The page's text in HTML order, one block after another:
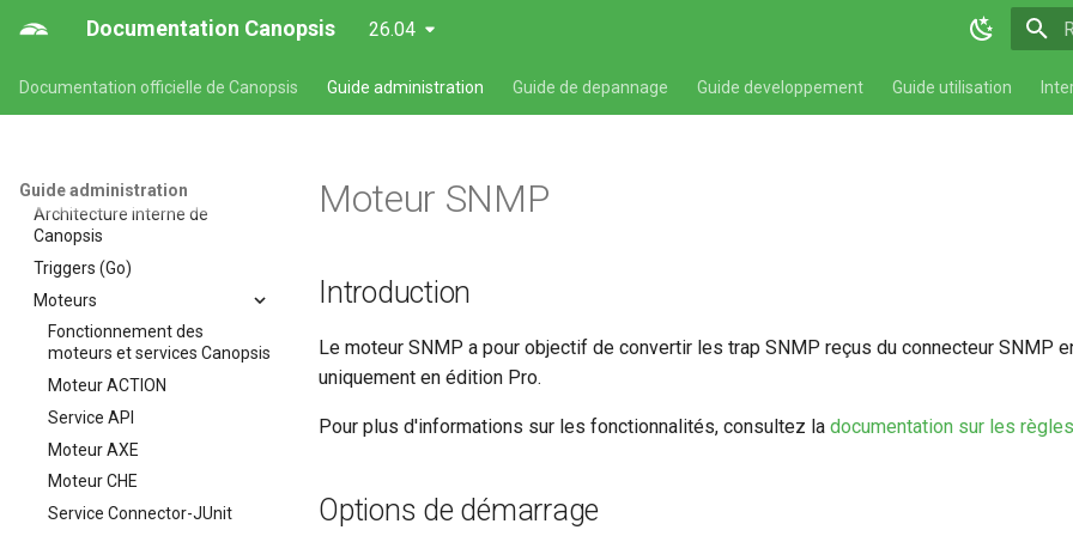
Documentation Canopsis 26.04
Documentation officielle de Canopsis Guide administration Guide de depannage Guide developpement Guide utilisation
Guide administration
Guide d'administration Canopsis
Administration avancée des
composants de Canopsis
Architecture et
recommandations de haute
disponibilité
Sécurisation d'une installation
de Canopsis et de ses
composants
Journalisation des actions
utilisateurs
Méthodes d'authentification
avancées (LDAP, CAS, SAML2,
OAUTH2, OPENID)
Modification du fichier de
Architecture interne
Architecture interne de
Canopsis
Triggers (Go)
Moteurs
Fonctionnement des
moteurs et services Canopsis
Moteur ACTION
Service API
Moteur AXE
Moteur CHE
Service Connector-JUnit
Moteur SNMP
Introduction
Le moteur SNMP a pour objectif de convertir les trap SNMP reçus du connecteur SNMP
uniquement en édition Pro.
Pour plus d'informations sur les fonctionnalités, consultez la documentation sur les
Options de démarrage